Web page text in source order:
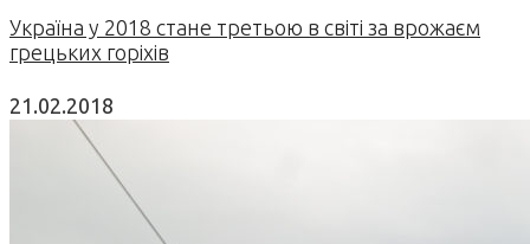
Україна у 2018 стане третьою в світі за врожаєм
грецьких горіхів
21.02.2018